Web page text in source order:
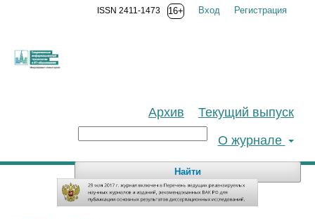
Текущий выпуск
Архив
О журнале
Найти
Регистрация
Вход
ISSN 2411-1473 16+